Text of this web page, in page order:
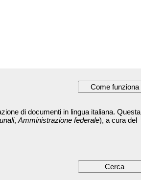
di documenti in lingua italiana. Questa
, Amministrazione federale), a cura del